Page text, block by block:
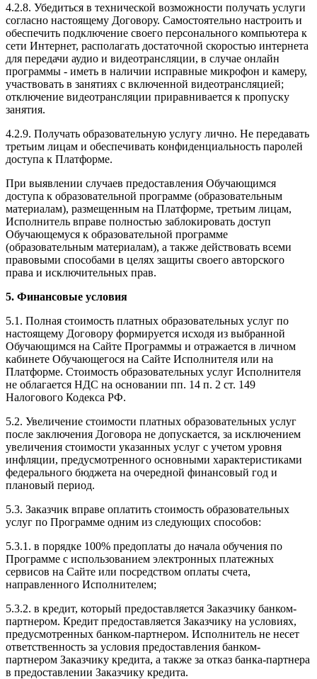
4.2.8. Убедиться в технической возможности получать услуги
согласно настоящему Договору. Самостоятельно настроить и
обеспечить подключение своего персонального компьютера к
сети Интернет, располагать достаточной скоростью интернета
для передачи аудио и видеотрансляции, в случае онлайн
программы - иметь в наличии исправные микрофон и камеру,
участвовать в занятиях с включенной видеотрансляцией;
отключение видеотрансляции приравнивается к пропуску
занятия.
4.2.9. Получать образовательную услугу лично. Не передавать
третьим лицам и обеспечивать конфиденциальность паролей
доступа к Платформе.
При выявлении случаев предоставления Обучающимся
доступа к образовательной программе (образовательным
материалам), размещенным на Платформе, третьим лицам,
Исполнитель вправе полностью заблокировать доступ
Обучающемуся к образовательной программе
(образовательным материалам), а также действовать всеми
правовыми способами в целях защиты своего авторского
права и исключительных прав.
5. Финансовые условия
5.1. Полная стоимость платных образовательных услуг по
настоящему Договору формируется исходя из выбранной
Обучающимся на Сайте Программы и отражается в личном
кабинете Обучающегося на Сайте Исполнителя или на
Платформе. Стоимость образовательных услуг Исполнителя
не облагается НДС на основании пп. 14 п. 2 ст. 149
Налогового Кодекса РФ.
5.2. Увеличение стоимости платных образовательных услуг
после заключения Договора не допускается, за исключением
увеличения стоимости указанных услуг с учетом уровня
инфляции, предусмотренного основными характеристиками
федерального бюджета на очередной финансовый год и
плановый период.
5.3. Заказчик вправе оплатить стоимость образовательных
услуг по Программе одним из следующих способов:
5.3.1. в порядке 100% предоплаты до начала обучения по
Программе с использованием электронных платежных
сервисов на Сайте или посредством оплаты счета,
направленного Исполнителем;
5.3.2. в кредит, который предоставляется Заказчику банком-
партнером. Кредит предоставляется Заказчику на условиях,
предусмотренных банком-партнером. Исполнитель не несет
ответственность за условия предоставления банком-
партнером Заказчику кредита, а также за отказ банка-партнера
в предоставлении Заказчику кредита.